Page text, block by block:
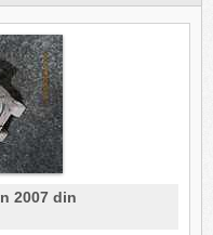
2007 din